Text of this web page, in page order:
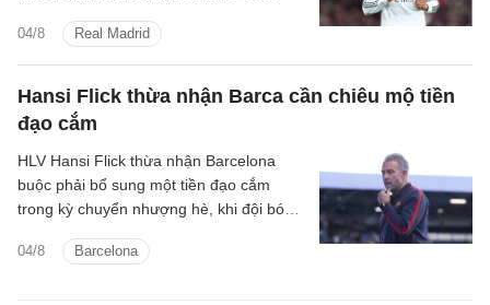
04/8 Real Madrid
Hansi Flick thừa nhận Barca cần chiêu mộ tiền
đạo cắm
04/8 Barcelona
HLV Hansi Flick thừa nhận Barcelona
buộc phải bổ sung một tiền đạo cắm
trong kỳ chuyển nhượng hè, khi đội bóng
Lewandowski.